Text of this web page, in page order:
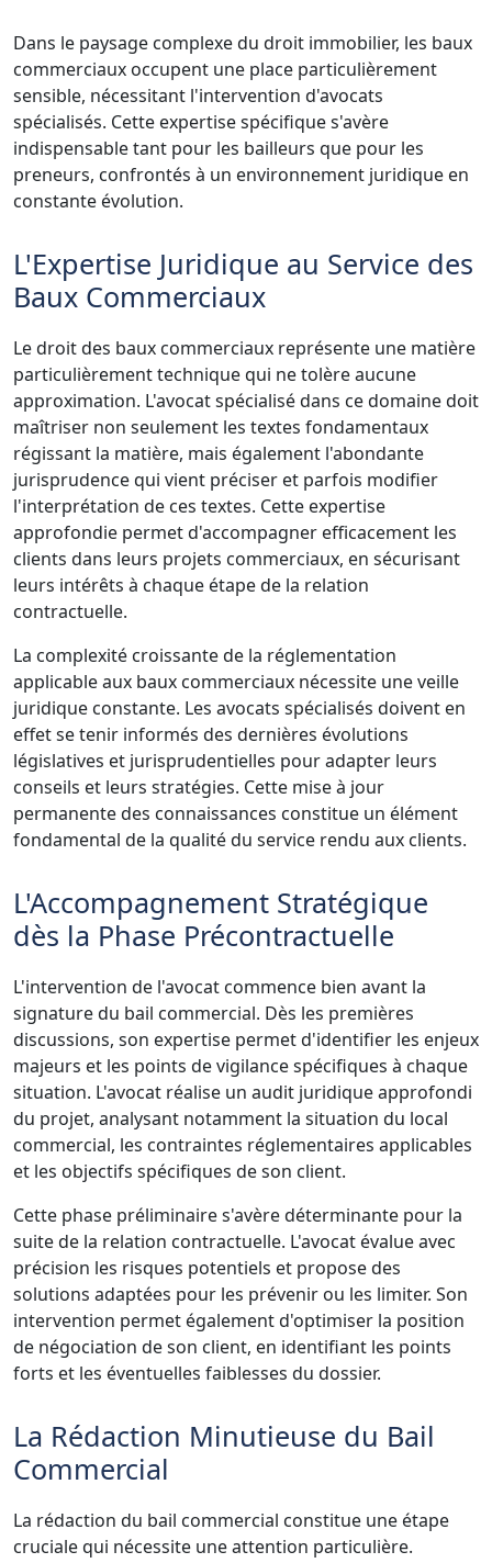
Dans le paysage complexe du droit immobilier, les baux
commerciaux occupent une place particulièrement
sensible, nécessitant l'intervention d'avocats
spécialisés. Cette expertise spécifique s'avère
indispensable tant pour les bailleurs que pour les
preneurs, confrontés à un environnement juridique en
constante évolution.
L'Expertise Juridique au Service des
Baux Commerciaux
Le droit des baux commerciaux représente une matière
particulièrement technique qui ne tolère aucune
approximation. L'avocat spécialisé dans ce domaine doit
maîtriser non seulement les textes fondamentaux
régissant la matière, mais également l'abondante
jurisprudence qui vient préciser et parfois modifier
l'interprétation de ces textes. Cette expertise
approfondie permet d'accompagner efficacement les
clients dans leurs projets commerciaux, en sécurisant
leurs intérêts à chaque étape de la relation
contractuelle.
La complexité croissante de la réglementation
applicable aux baux commerciaux nécessite une veille
juridique constante. Les avocats spécialisés doivent en
effet se tenir informés des dernières évolutions
législatives et jurisprudentielles pour adapter leurs
conseils et leurs stratégies. Cette mise à jour
permanente des connaissances constitue un élément
fondamental de la qualité du service rendu aux clients.
L'Accompagnement Stratégique
dès la Phase Précontractuelle
L'intervention de l'avocat commence bien avant la
signature du bail commercial. Dès les premières
discussions, son expertise permet d'identifier les enjeux
majeurs et les points de vigilance spécifiques à chaque
situation. L'avocat réalise un audit juridique approfondi
du projet, analysant notamment la situation du local
commercial, les contraintes réglementaires applicables
et les objectifs spécifiques de son client.
Cette phase préliminaire s'avère déterminante pour la
suite de la relation contractuelle. L'avocat évalue avec
précision les risques potentiels et propose des
solutions adaptées pour les prévenir ou les limiter. Son
intervention permet également d'optimiser la position
de négociation de son client, en identifiant les points
forts et les éventuelles faiblesses du dossier.
La Rédaction Minutieuse du Bail
Commercial
La rédaction du bail commercial constitue une étape
cruciale qui nécessite une attention particulière.